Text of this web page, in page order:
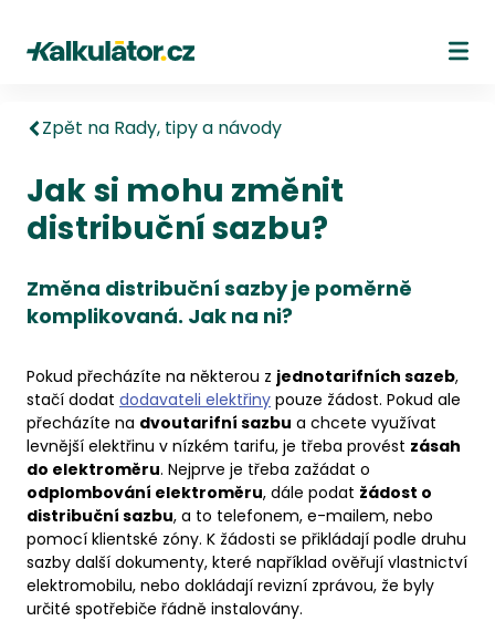
Kalkulátor.cz
Zpět na Rady, tipy a návody
Jak si mohu změnit
distribuční sazbu?
Změna distribuční sazby je poměrně
komplikovaná. Jak na ni?
Pokud přecházíte na některou z jednotarifních sazeb,
stačí dodat dodavateli elektřiny pouze žádost. Pokud ale
přecházíte na dvoutarifní sazbu a chcete využívat
levnější elektřinu v nízkém tarifu, je třeba provést zásah
do elektroměru. Nejprve je třeba zažádat o
odplombování elektroměru, dále podat žádost o
distribuční sazbu, a to telefonem, e-mailem, nebo
pomocí klientské zóny. K žádosti se přikládají podle druhu
sazby další dokumenty, které například ověřují vlastnictví
elektromobilu, nebo dokládají revizní zprávou, že byly
určité spotřebiče řádně instalovány.